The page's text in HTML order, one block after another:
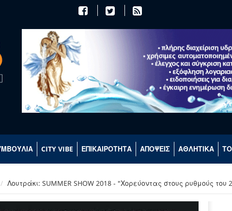
CITY VIBE ΕΠΙΚΑΙΡΟΤΗΤΑ ΑΠΟΨΕΙΣ ΑΘΛΗΤΙΚΑ
Λουτράκι: SUMMER SHOW 2018 - "Χορεύοντας στους ρυθμούς του